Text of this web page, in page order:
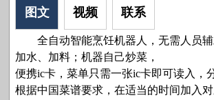
图文 视频 联系
全自动智能烹饪机器人，无需人员辅
加水、加料；机器自己炒菜，
便携ic卡，菜单只需一张ic卡即可读入，
根据中国菜谱要求，在适当的时间加入